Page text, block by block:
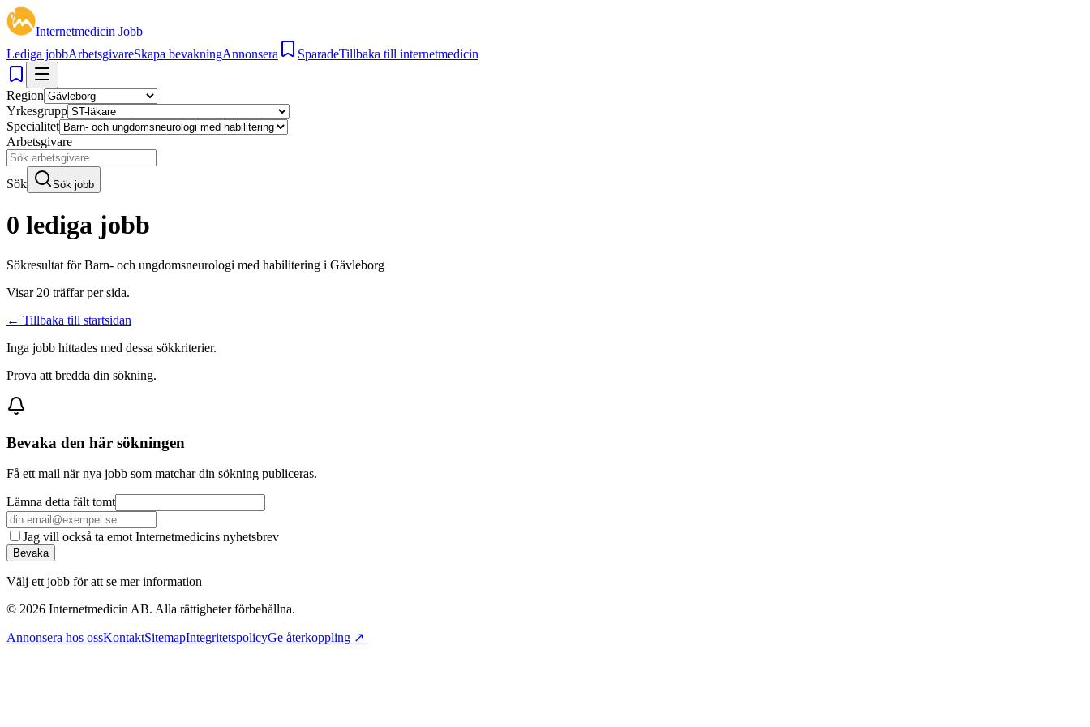
Internetmedicin Jobb
Lediga jobbArbetsgivareSkapa bevakningAnnonsera SparadeTillbaka till internetmedicin
Region
Yrkesgrupp
Specialitet
Arbetsgivare
Sök Sök jobb
0 lediga jobb
Sökresultat förBarn- och ungdomsneurologi med habilitering i Gävleborg
Visar 20 träffar per sida.
← Tillbaka till startsidan
Inga jobb hittades med dessa sökkriterier.
Prova att bredda din sökning.
Bevaka den här sökningen
Få ett mail när nya jobb som matchar din sökning publiceras.
Lämna detta fält tomt
Jag vill också ta emot Internetmedicins nyhetsbrev
Bevaka
Välj ett jobb för att se mer information
© 2026 Internetmedicin AB. Alla rättigheter förbehållna.
Annonsera hos ossKontaktSitemapIntegritetspolicyGe återkoppling ↗